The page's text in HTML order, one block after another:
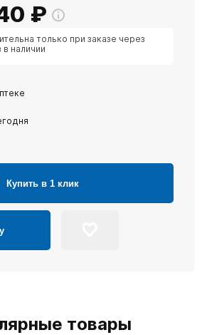
₽
только при заказе через
в наличии
Купить в 1 клик
товары